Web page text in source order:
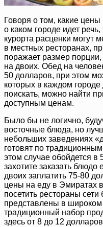
Говоря о том, какие
о каком городе идет
курорта расценки могут
в местных ресторанах,
поражает размер
на двоих. Обед на
50 долларов, при этом
которых в каждом
поискать, можно найти
доступным ценам.
Было бы не логично,
восточные блюда, но
небольших заведениях
готовят по
этом случае обойдется
захотите заказать блюдо
двоих заплатить 75-80
цены на еду в Эмиратах
посетить рестораны
представлены в широком
традиционный набор
здесь от 8 до 12